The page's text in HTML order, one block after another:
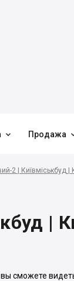
 Продажа
2 | Київміськбуд |
|
вы сможете